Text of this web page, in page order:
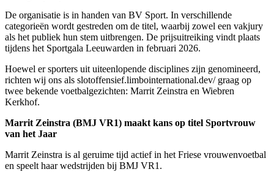
De organisatie is in handen van BV Sport. In verschillende
categorieën wordt gestreden om de titel, waarbij zowel een vakjury
als het publiek hun stem uitbrengen. De prijsuitreiking vindt plaats
tijdens het Sportgala Leeuwarden in februari 2026.
Hoewel er sporters uit uiteenlopende disciplines zijn genomineerd,
richten wij ons als slotoffensief.limbointernational.dev/ graag op
twee bekende voetbalgezichten: Marrit Zeinstra en Wiebren
Kerkhof.
Marrit Zeinstra (BMJ VR1) maakt kans op titel Sportvrouw
van het Jaar
Marrit Zeinstra is al geruime tijd actief in het Friese vrouwenvoetbal
en speelt haar wedstrijden bij BMJ VR1.